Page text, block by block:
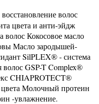
волос
цвета и анти-эйдж
волос Кокосовое масло
Масло зародышей-
SilPLEX® - система
волос GSP-T Complex®
CHIAPROTECT®
Молочный протеин
-увлажнение.